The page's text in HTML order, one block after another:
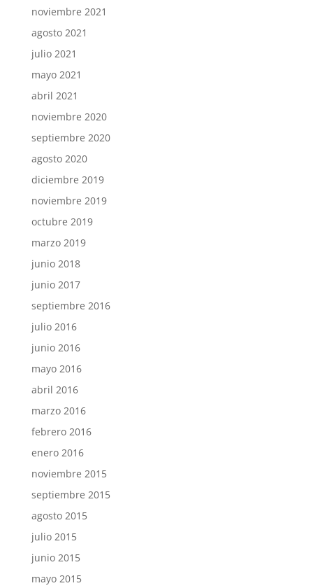
noviembre 2021
agosto 2021
julio 2021
mayo 2021
abril 2021
noviembre 2020
septiembre 2020
agosto 2020
diciembre 2019
noviembre 2019
octubre 2019
marzo 2019
junio 2018
junio 2017
septiembre 2016
julio 2016
junio 2016
mayo 2016
abril 2016
marzo 2016
febrero 2016
enero 2016
noviembre 2015
septiembre 2015
agosto 2015
julio 2015
junio 2015
mayo 2015